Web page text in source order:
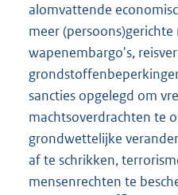
alomvattende
meer
wapenembargo's,
sancties opgelegd om
machtsoverdrachten te
grondwettelijke
af te schrikken,
mensenrechten te